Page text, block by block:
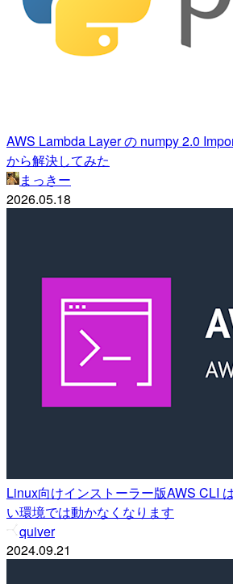
AWS Lambda Layer の numpy 2.0
から解決してみた
まっきー
2026.05.18
Linux向けインストーラー版AWS CLI
い環境では動かなくなります
quiver
2024.09.21